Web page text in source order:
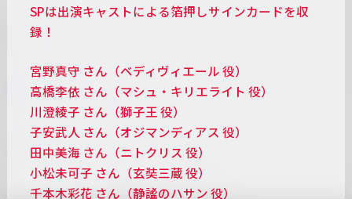
SPは出演キャストによる箔押しサインカードを収
録！
宮野真守 さん（ベディヴィエール 役）
高橋李依 さん（マシュ・キリエライト 役）
川澄綾子 さん（獅子王 役）
子安武人 さん（オジマンディアス 役）
田中美海 さん（ニトクリス 役）
小松未可子 さん（玄奘三蔵 役）
千本木彩花 さん（静謐のハサン 役）